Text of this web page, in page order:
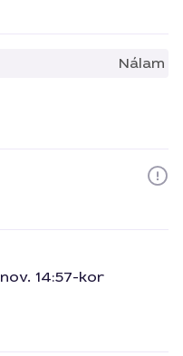
Nálam
14:57-kor